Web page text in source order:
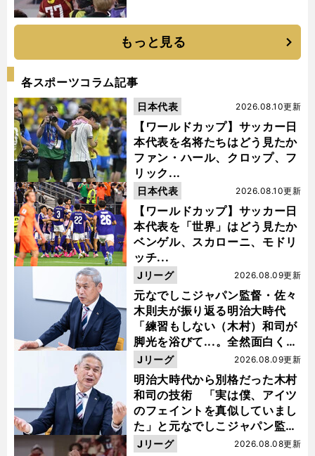
もっと見る
各スポーツコラム記事
【ワールドカップ】サッカー日
本代表を名将たちはどう見たか
ファン・ハール、クロップ、フ
リック...
2026.08.10更新
日本代表
【ワールドカップ】サッカー日
本代表を「世界」はどう見たか
ベンゲル、スカローニ、モドリ
ッチ...
2026.08.10更新
日本代表
元なでしこジャパン監督・佐々
木則夫が振り返る明治大時代
「練習もしない（木村）和司が
脚光を浴びて...。全然面白くな
い４年間でした」
2026.08.09更新
Jリーグ
明治大時代から別格だった木村
和司の技術 「実は僕、アイツ
のフェイントを真似していまし
た」と元なでしこジャパン監
督・佐々木則夫
2026.08.09更新
Jリーグ
2026.08.08更新
Jリーグ